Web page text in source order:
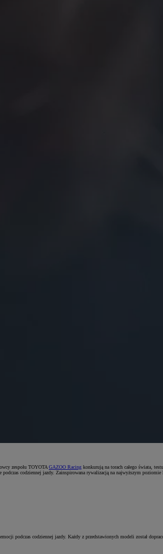
zespołu TOYOTA GAZOO Racing konkurują na torach całego świata,
podczas codziennej jazdy. Zainspirowana rywalizacją na najwyższym
podczas codziennej jazdy. Każdy z przedstawionych modeli został